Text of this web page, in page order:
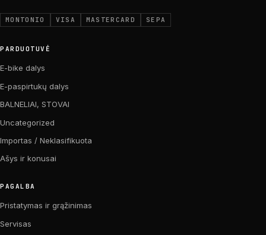
MONTONIO VISA MASTERCARD SEPA
PARDUOTUVĖ
E-bike dalys
E-paspirtukų dalys
BALNELIAI, STOVAI
Uncategorized
Importas / Neklasifikuota
Ašys ir konusai
PAGALBA
Pristatymas ir grąžinimas
Servisas